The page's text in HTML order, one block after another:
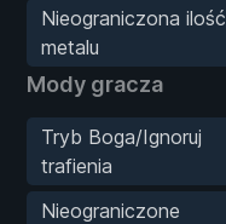
Nieograniczona ilość
metalu
Mody gracza
Tryb Boga/Ignoruj
trafienia
Nieograniczone